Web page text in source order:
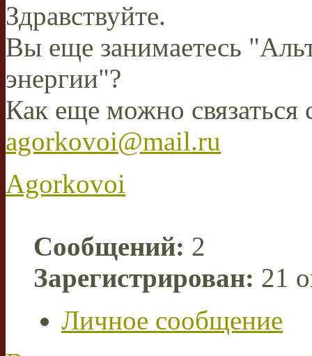
Здравствуйте.
Вы еще занимаетесь
энергии"?
Как еще можно связаться
agorkovoi@mail.ru
Agorkovoi
Сообщений: 2
Зарегистрирован: 21
Личное сообщение